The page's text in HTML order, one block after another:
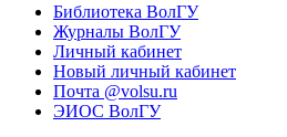
Библиотека ВолГУ
Журналы ВолГУ
Личный кабинет
Новый личный кабинет
Почта @volsu.ru
ЭИОС ВолГУ